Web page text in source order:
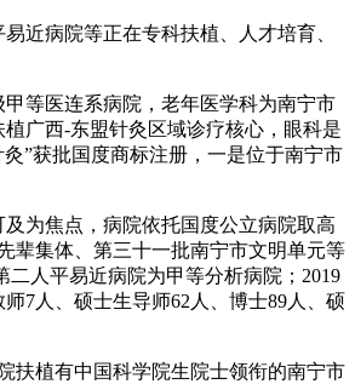
近病院等正在专科扶植、人才培育、
等医连系病院，老年医学科为南宁市
广西-东盟针灸区域诊疗核心，眼科是
”获批国度商标注册，一是位于南宁市
为焦点，病院依托国度公立病院取高
辈集体、第三十一批南宁市文明单元等
人平易近病院为甲等分析病院；2019
7人、硕士生导师62人、博士89人、硕
植有中国科学院生院士领衔的南宁市